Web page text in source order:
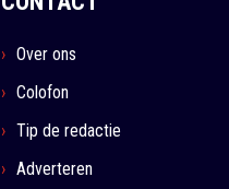
Over ons
Colofon
Tip de redactie
Adverteren